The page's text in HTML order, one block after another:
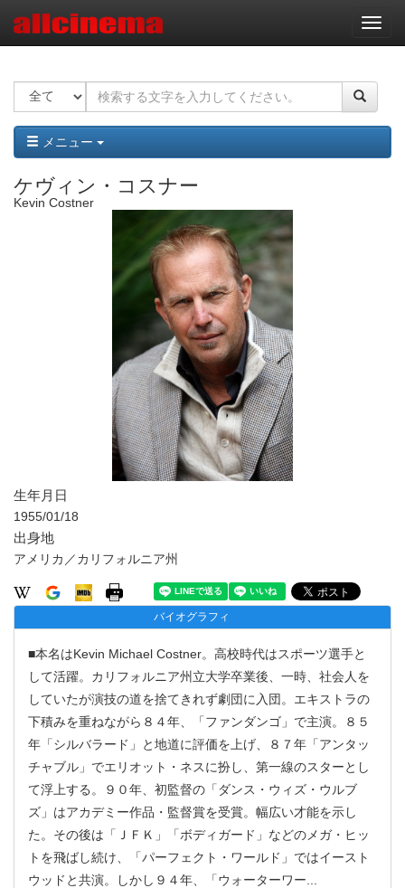
ナ
ビ
ー
ョ
ン
メニュー
ケヴィン・コスナー
Kevin Costner
生年月日
1955/01/18
出身地
アメリカ／カリフォルニア州
バイオグラフィ
■本名はKevin Michael Costner。高校時代はスポーツ選手と
して活躍。カリフォルニア州立大学卒業後、一時、社会人を
していたが演技の道を捨てきれず劇団に入団。エキストラの
下積みを重ねながら８４年、「ファンダンゴ」で主演。８５
年「シルバラード」と地道に評価を上げ、８７年「アンタッ
チャブル」でエリオット・ネスに扮し、第一線のスターとし
て浮上する。９０年、初監督の「ダンス・ウィズ・ウルブ
ズ」はアカデミー作品・監督賞を受賞。幅広い才能を示し
た。その後は「ＪＦＫ」「ボディガード」などのメガ・ヒッ
トを飛ばし続け、「パーフェクト・ワールド」ではイースト
ウッドと共演。しかし９４年、「ウォーターワー